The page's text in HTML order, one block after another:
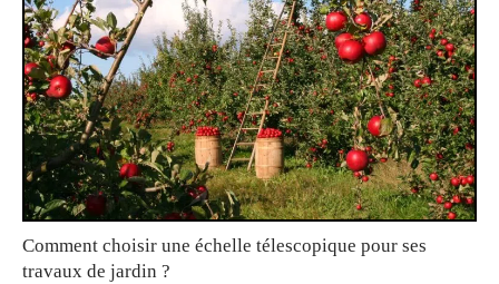
Comment choisir une échelle télescopique pour ses
travaux de jardin ?